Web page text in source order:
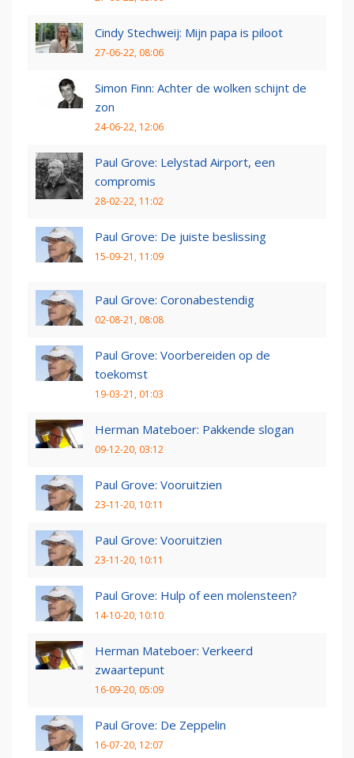
Cindy Stechweij: Mijn papa is piloot
27-06-22, 08:06
Simon Finn: Achter de wolken schijnt de
zon
24-06-22, 12:06
Paul Grove: Lelystad Airport, een
compromis
28-02-22, 11:02
Paul Grove: De juiste beslissing
15-09-21, 11:09
Paul Grove: Coronabestendig
02-08-21, 08:08
Paul Grove: Voorbereiden op de
toekomst
19-03-21, 01:03
Herman Mateboer: Pakkende slogan
09-12-20, 03:12
Paul Grove: Vooruitzien
23-11-20, 10:11
Paul Grove: Vooruitzien
23-11-20, 10:11
Paul Grove: Hulp of een molensteen?
14-10-20, 10:10
Herman Mateboer: Verkeerd
zwaartepunt
16-09-20, 05:09
Paul Grove: De Zeppelin
16-07-20, 12:07